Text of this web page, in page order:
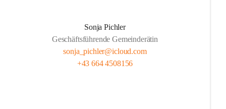
Sonja Pichler
Geschäftsführende Gemeinderätin
sonja_pichler@icloud.com
+43 664 4508156